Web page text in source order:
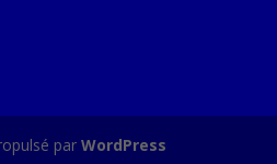
parWordPress